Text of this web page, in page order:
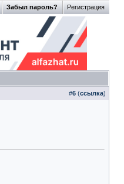
Регистрация
Забыл пароль?
#6 (ссылка)